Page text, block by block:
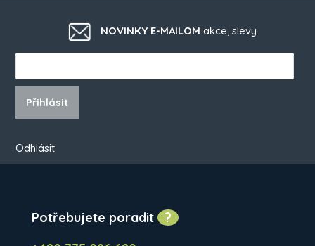
NOVINKY E-MAILOM akce, slevy
Přihlásit
Odhlásit
Potřebujete poradit ?